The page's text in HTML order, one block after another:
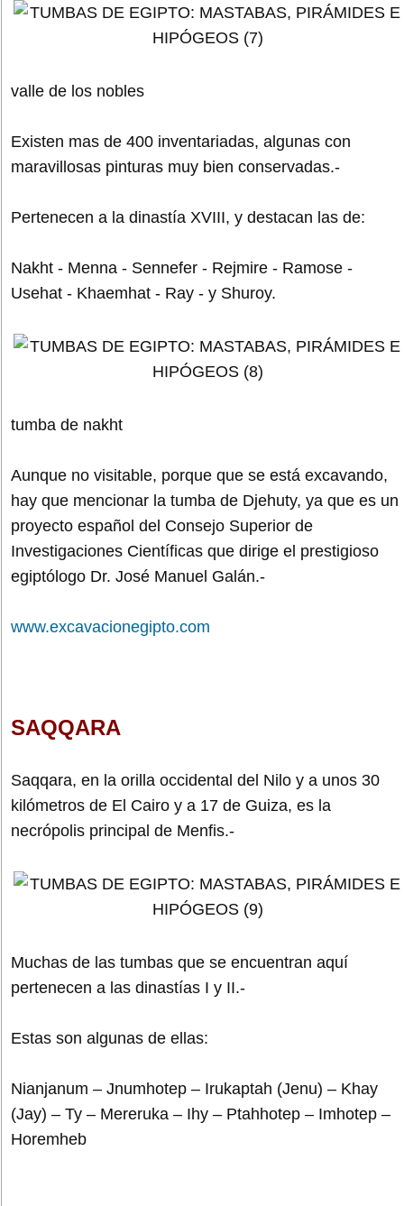
valle de los nobles
Existen mas de 400 inventariadas, algunas con
maravillosas pinturas muy bien conservadas.-
Pertenecen a la dinastía XVIII, y destacan las de:
Nakht - Menna - Sennefer - Rejmire - Ramose -
Usehat - Khaemhat - Ray - y Shuroy.
tumba de nakht
Aunque no visitable, porque que se está excavando,
hay que mencionar la tumba de Djehuty, ya que es un
proyecto español del Consejo Superior de
Investigaciones Científicas que dirige el prestigioso
egiptólogo Dr. José Manuel Galán.-
www.excavacionegipto.com
SAQQARA
Saqqara, en la orilla occidental del Nilo y a unos 30
kilómetros de El Cairo y a 17 de Guiza, es la
necrópolis principal de Menfis.-
Muchas de las tumbas que se encuentran aquí
pertenecen a las dinastías I y II.-
Estas son algunas de ellas:
Nianjanum – Jnumhotep – Irukaptah (Jenu) – Khay
(Jay) – Ty – Mereruka – Ihy – Ptahhotep – Imhotep –
Horemheb